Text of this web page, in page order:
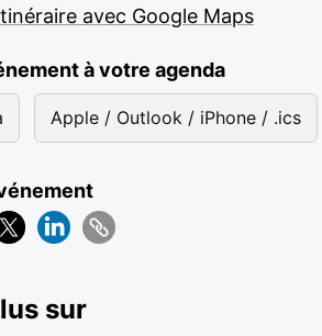
avec Google Maps
à votre agenda
Apple / Outlook / iPhone / .ics
sur